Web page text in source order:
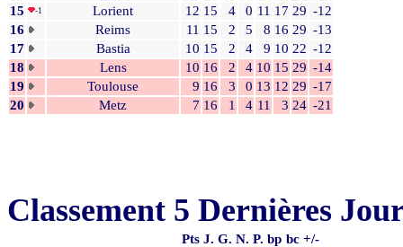
15
-1 Lorient 12 15 4 0 11 17 29 -12
16
Reims 11 15 2 5 8 16 29 -13
17
Bastia 10 15 2 4 9 10 22 -12
18
Lens 10 16 2 4 10 15 29 -14
19
Toulouse 9 16 3 0 13 12 29 -17
20
Metz 7 16 1 4 11 3 24 -21
Classement 5 Dernières
Pts J. G. N. P. bp bc +/-